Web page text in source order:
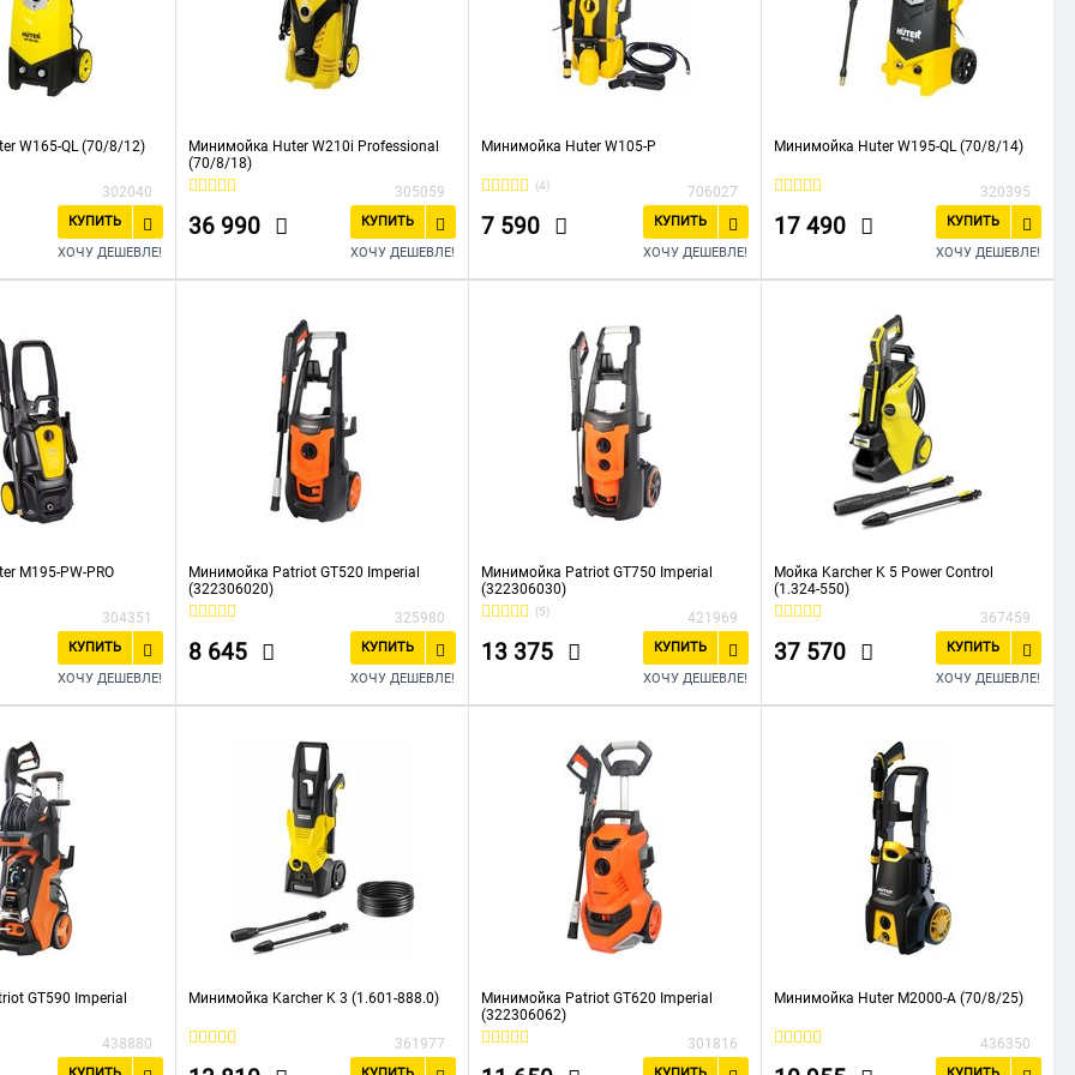
W165-QL (70/8/12)
302040
КУПИТЬ
ХОЧУ ДЕШЕВЛЕ!
Минимойка Huter W210i Professional
(70/8/18)
305059
36 990
КУПИТЬ
ХОЧУ ДЕШЕВЛЕ!
Минимойка Huter W105-Р
(4) 706027
7 590
КУПИТЬ
ХОЧУ ДЕШЕВЛЕ!
Минимойка Huter W195-QL (70/8/14)
320395
17 490
КУПИТЬ
ХОЧУ ДЕШЕВЛЕ!
M195-PW-PRO
304351
КУПИТЬ
ХОЧУ ДЕШЕВЛЕ!
Минимойка Patriot GT520 Imperial
(322306020)
325980
8 645
КУПИТЬ
ХОЧУ ДЕШЕВЛЕ!
Минимойка Patriot GT750 Imperial
(322306030)
(5) 421969
13 375
КУПИТЬ
ХОЧУ ДЕШЕВЛЕ!
Мойка Karcher K 5 Power Control
(1.324-550)
367459
37 570
КУПИТЬ
ХОЧУ ДЕШЕВЛЕ!
GT590 Imperial
438880
Минимойка Karcher K 3 (1.601-888.0)
361977
Минимойка Patriot GT620 Imperial
(322306062)
301816
Минимойка Huter M2000-A (70/8/25)
436350